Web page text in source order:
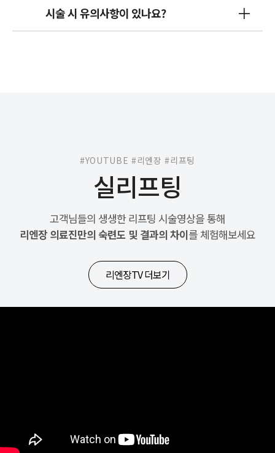
시술 시 유의사항이 있나요?
#YOUTUBE #리엔장 #리프팅
실리프팅
고객님들의 생생한 리프팅 시술영상을 통해
리엔장 의료진만의 숙련도 및 결과의 차이를 체험해보세요
리엔장TV 더보기